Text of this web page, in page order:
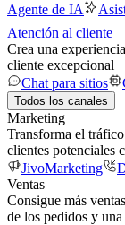
Agente de IA
Atención al cliente
Crea una
cliente excepcional
Chat para sitios
Todos los canales
Marketing
Transforma el
clientes potenciales
JivoMarketing
Ventas
Consigue más
de los pedidos y